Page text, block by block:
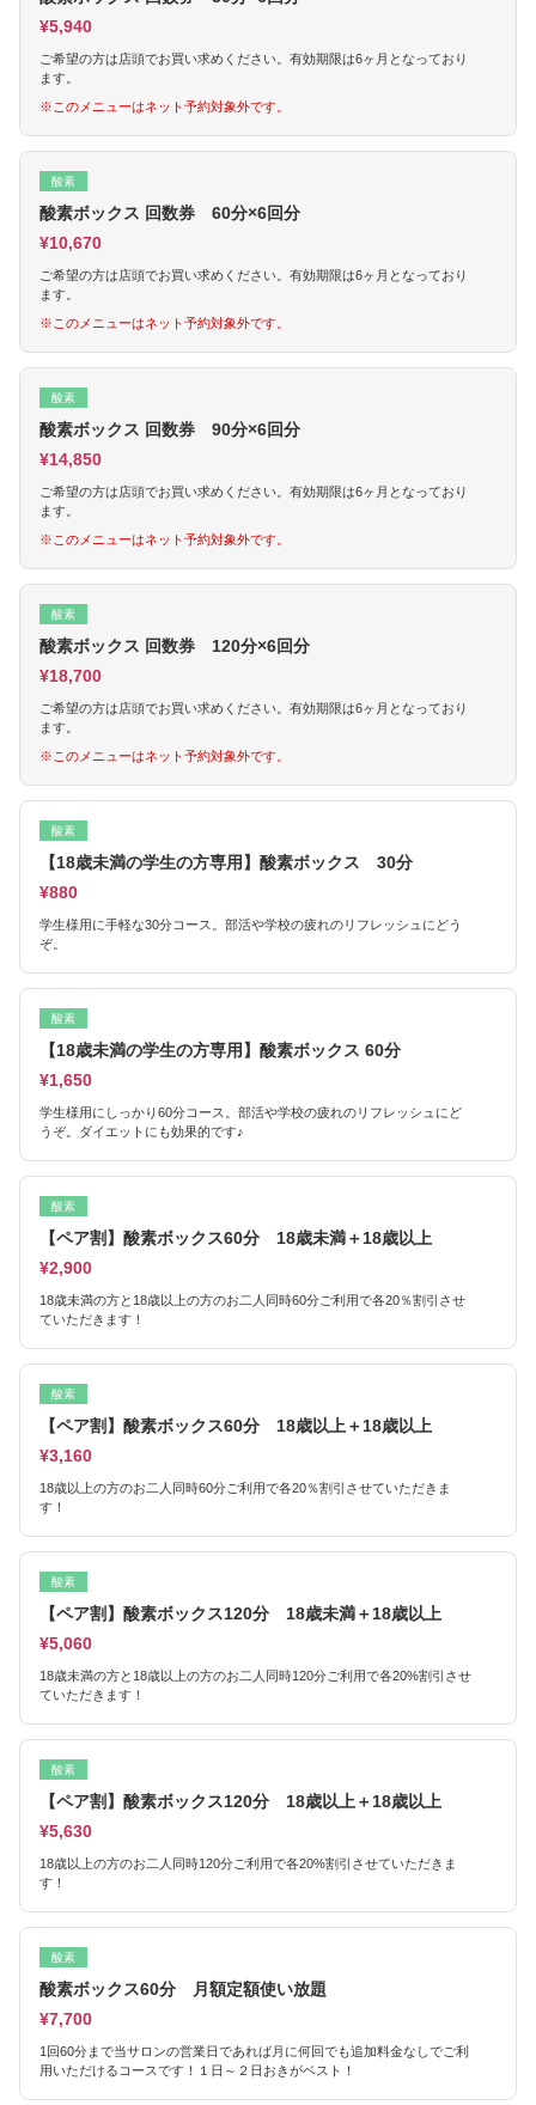
¥5,940
ご希望の方は店頭でお買い求めください。有効期限は6ヶ月となっており
ます。
※このメニューはネット予約対象外です。
酸素
酸素ボックス 回数券 60分×6回分
¥10,670
ご希望の方は店頭でお買い求めください。有効期限は6ヶ月となっており
ます。
※このメニューはネット予約対象外です。
酸素
酸素ボックス 回数券 90分×6回分
¥14,850
ご希望の方は店頭でお買い求めください。有効期限は6ヶ月となっており
ます。
※このメニューはネット予約対象外です。
酸素
酸素ボックス 回数券 120分×6回分
¥18,700
ご希望の方は店頭でお買い求めください。有効期限は6ヶ月となっており
ます。
※このメニューはネット予約対象外です。
酸素
【18歳未満の学生の方専用】酸素ボックス 30分
¥880
学生様用に手軽な30分コース。部活や学校の疲れのリフレッシュにどう
ぞ。
酸素
【18歳未満の学生の方専用】酸素ボックス 60分
¥1,650
学生様用にしっかり60分コース。部活や学校の疲れのリフレッシュにど
うぞ。ダイエットにも効果的です♪
酸素
【ペア割】酸素ボックス60分 18歳未満＋18歳以上
¥2,900
18歳未満の方と18歳以上の方のお二人同時60分ご利用で各20％割引させ
ていただきます！
酸素
【ペア割】酸素ボックス60分 18歳以上＋18歳以上
¥3,160
18歳以上の方のお二人同時60分ご利用で各20％割引させていただきま
す！
酸素
【ペア割】酸素ボックス120分 18歳未満＋18歳以上
¥5,060
18歳未満の方と18歳以上の方のお二人同時120分ご利用で各20%割引させ
ていただきます！
酸素
【ペア割】酸素ボックス120分 18歳以上＋18歳以上
¥5,630
18歳以上の方のお二人同時120分ご利用で各20%割引させていただきま
す！
酸素
酸素ボックス60分 月額定額使い放題
¥7,700
1回60分まで当サロンの営業日であれば月に何回でも追加料金なしでご利
用いただけるコースです！１日～２日おきがベスト！